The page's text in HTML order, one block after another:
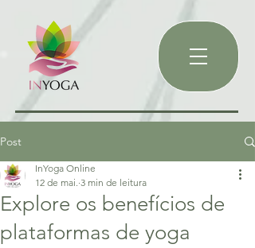
Post
Explore os benefícios de
plataformas de yoga
InYoga Online
12 de mai. 3 min de leitura